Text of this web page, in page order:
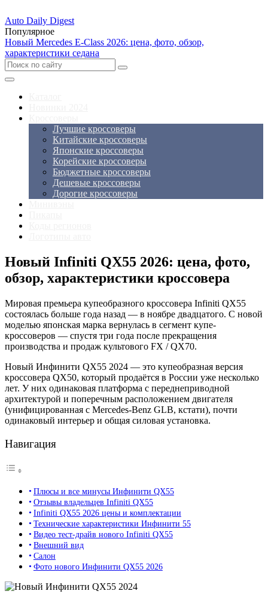
Auto Daily Digest
Популярное
Новый Mercedes E-Class 2026: цена, фото, обзор,
характеристики седана
Лучшие кроссоверы
Китайские кроссоверы
Японские кроссоверы
Корейские кроссоверы
Бюджетные кроссоверы
Дешевые кроссоверы
Дорогие кроссоверы
Новый Infiniti QX55 2026: цена, фото,
обзор, характеристики кроссовера
Мировая премьера купеобразного кроссовера Infiniti QX55
состоялась больше года назад — в ноябре двадцатого. С новой
моделью японская марка вернулась в сегмент купе-
кроссоверов — спустя три года после прекращения
производства и продаж культового FX / QX70.
Новый Инфинити QX55 2024 — это купеобразная версия
кроссовера QX50, который продаётся в России уже несколько
лет. У них одинаковая платформа с переднеприводной
архитектурой и поперечным расположением двигателя
(унифицированная с Mercedes-Benz GLB, кстати), почти
одинаковый интерьер и общая силовая установка.
Навигация
Плюсы и все минусы Инфинити QX55
Отзывы владельцев Infiniti QX55
Infiniti QX55 2026 цены и комплектации
Технические характеристики Инфинити 55
Видео тест-драйв нового Infiniti QX55
Внешний вид
Салон
Фото нового Инфинити QX55 2026